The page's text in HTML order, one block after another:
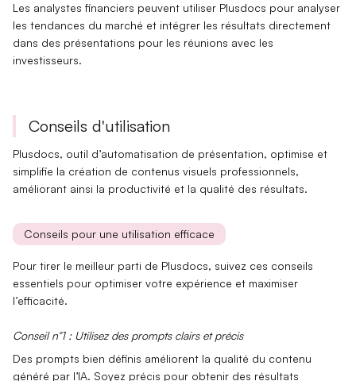
Les analystes financiers peuvent utiliser Plusdocs pour analyser
lestendances du marché et intégrer les résultats directement
dans des présentations pour les réunions avec les
investisseurs.
Conseils d'utilisation
Plusdocs, outil d’automatisation de présentation, optimise et
simplifie la création de contenus visuels professionnels,
améliorant ainsi la productivité et la qualité des résultats.
Conseils pour une utilisation efficace
Pour tirer le meilleur parti de Plusdocs, suivez ces conseils
essentiels pour optimiser votre expérience et maximiser
l’efficacité.
Conseil n°1 : Utilisez des prompts clairs et précis
Des prompts bien définis améliorent la qualité du contenu
généré par l’IA. Soyez précis pour obtenir des résultats